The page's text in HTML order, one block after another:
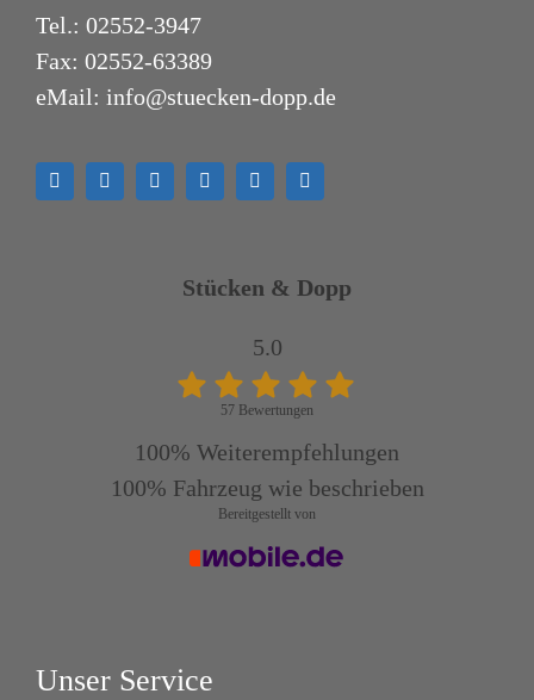
Tel.: 02552-3947
Fax: 02552-63389
eMail: info@stuecken-dopp.de
Stücken & Dopp
5.0
57 Bewertungen
100% Weiterempfehlungen
100% Fahrzeug wie beschrieben
Bereitgestellt von
Unser Service